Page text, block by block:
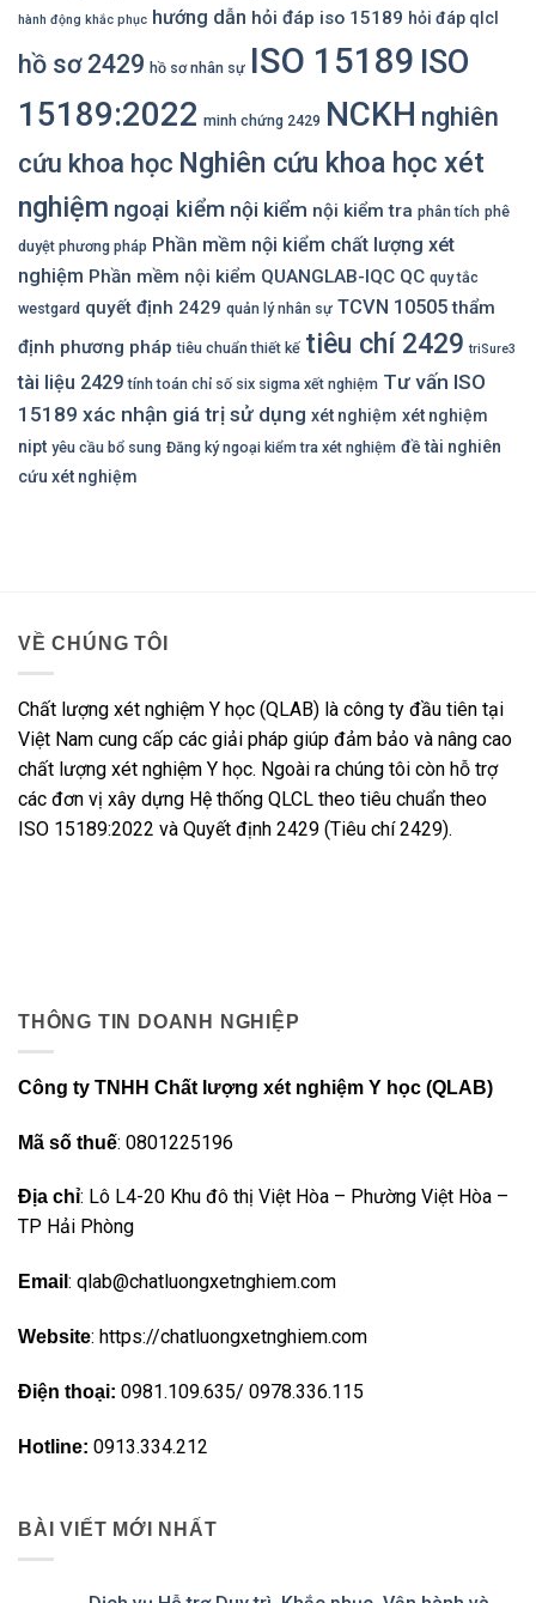
hành động khắc phục hướng dẫn hỏi đáp iso 15189 hỏi đáp qlcl
hồ sơ 2429 hồ sơ nhân sự ISO 15189 ISO
15189:2022 minh chứng 2429 NCKH nghiên
cứu khoa học Nghiên cứu khoa học xét
nghiệm ngoại kiểm nội kiểm nội kiểm tra phân tích phê
duyệt phương pháp Phần mềm nội kiểm chất lượng xét
nghiệm Phần mềm nội kiểm QUANGLAB-IQC QC quy tắc
westgard quyết định 2429 quản lý nhân sự TCVN 10505 thẩm
định phương pháp tiêu chuẩn thiết kế tiêu chí 2429 triSure3
tài liệu 2429 tính toán chỉ số six sigma xết nghiệm Tư vấn ISO
15189 xác nhận giá trị sử dụng xét nghiệm xét nghiệm
nipt yêu cầu bổ sung Đăng ký ngoại kiểm tra xét nghiệm đề tài nghiên
cứu xét nghiệm
VỀ CHÚNG TÔI
Chất lượng xét nghiệm Y học (QLAB) là công ty đầu tiên tại
Việt Nam cung cấp các giải pháp giúp đảm bảo và nâng cao
chất lượng xét nghiệm Y học. Ngoài ra chúng tôi còn hỗ trợ
các đơn vị xây dựng Hệ thống QLCL theo tiêu chuẩn theo
ISO 15189:2022 và Quyết định 2429 (Tiêu chí 2429).
THÔNG TIN DOANH NGHIỆP
Công ty TNHH Chất lượng xét nghiệm Y học (QLAB)
Mã số thuế: 0801225196
Địa chỉ: Lô L4-20 Khu đô thị Việt Hòa – Phường Việt Hòa –
TP Hải Phòng
Email : qlab@chatluongxetnghiem.com
Website: https://chatluongxetnghiem.com
Điện thoại: 0981.109.635/ 0978.336.115
Hotline: 0913.334.212
BÀI VIẾT MỚI NHẤT